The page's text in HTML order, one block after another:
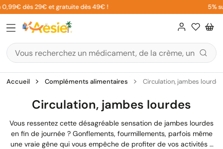
Aller
au
contenu
dès 29€ et gratuite dès 49€ ! 5% sur
Accueil Compléments alimentaires Circulation, jambes lourdes
Circulation, jambes lourdes
Vous ressentez cette désagréable sensation de jambes lourdes
en fin de journée ? Gonflements, fourmillements, parfois même
une vraie gêne qui vous empêche de profiter de vos activités ?